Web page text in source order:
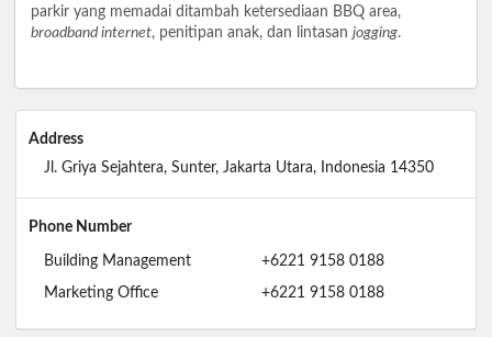
parkir yang memadai ditambah ketersediaan BBQ area,
broadband internet, penitipan anak, dan lintasan jogging.
Address
Jl. Griya Sejahtera, Sunter, Jakarta Utara, Indonesia 14350
Phone Number
Building Management +6221 9158 0188
Marketing Office +6221 9158 0188